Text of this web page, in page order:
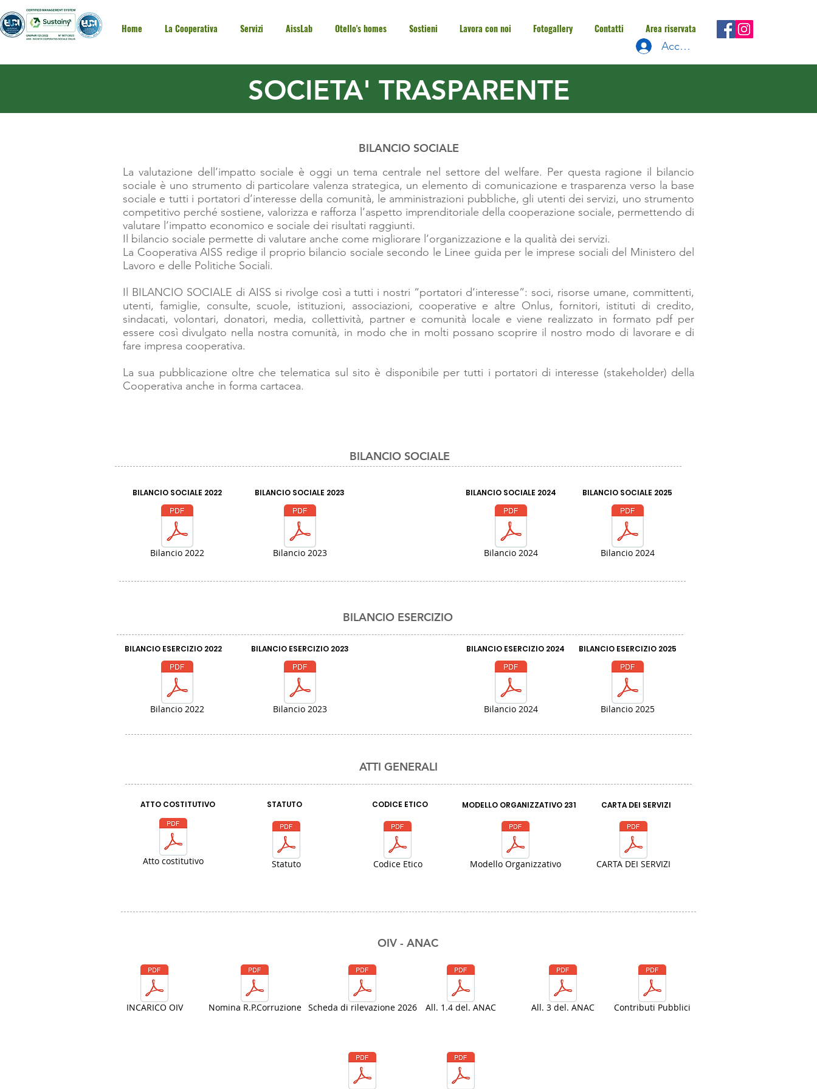
Home La Cooperativa Servizi AissLab Otello's homes Sostieni Lavora con noi Fotogallery Contatti Area riservata
Accedi
SOCIETA' TRASPARENTE
BILANCIO SOCIALE
La valutazione dell’impatto sociale è oggi un tema centrale nel settore del welfare. Per questa ragione il bilancio
sociale è uno strumento di particolare valenza strategica, un elemento di comunicazione e trasparenza verso la base
sociale e tutti i portatori d’interesse della comunità, le amministrazioni pubbliche, gli utenti dei servizi, uno strumento
competitivo perché sostiene, valorizza e rafforza l’aspetto imprenditoriale della cooperazione sociale, permettendo di
valutare l’impatto economico e sociale dei risultati raggiunti.
Il bilancio sociale permette di valutare anche come migliorare l’organizzazione e la qualità dei servizi.
La Cooperativa AISS redige il proprio bilancio sociale secondo le Linee guida per le imprese sociali del Ministero del
Lavoro e delle Politiche Sociali.
Il BILANCIO SOCIALE di AISS si rivolge così a tutti i nostri “portatori d’interesse”: soci, risorse umane, committenti,
utenti, famiglie, consulte, scuole, istituzioni, associazioni, cooperative e altre Onlus, fornitori, istituti di credito,
sindacati, volontari, donatori, media, collettività, partner e comunità locale e viene realizzato in formato pdf per
essere così divulgato nella nostra comunità, in modo che in molti possano scoprire il nostro modo di lavorare e di
fare impresa cooperativa.
La sua pubblicazione oltre che telematica sul sito è disponibile per tutti i portatori di interesse (stakeholder) della
Cooperativa anche in forma cartacea.
BILANCIO SOCIALE
BILANCIO SOCIALE 2022
Bilancio 2022
BILANCIO SOCIALE 2023
Bilancio 2023
BILANCIO SOCIALE 2024
Bilancio 2024
BILANCIO SOCIALE 2025
Bilancio 2024
BILANCIO ESERCIZIO
BILANCIO ESERCIZIO 2022
Bilancio 2022
BILANCIO ESERCIZIO 2023
Bilancio 2023
BILANCIO ESERCIZIO 2024
Bilancio 2024
BILANCIO ESERCIZIO 2025
Bilancio 2025
ATTI GENERALI
ATTO COSTITUTIVO STATUTO
Atto costitutivo Statuto
CODICE ETICO
Codice Etico
MODELLO ORGANIZZATIVO 231
Modello Organizzativo
CARTA DEI SERVIZI
CARTA DEI SERVIZI
OIV - ANAC
INCARICO OIV Nomina R.P.Corruzione Scheda di rilevazione 2026 All. 1.4 del. ANAC All. 3 del. ANAC Contributi Pubblici